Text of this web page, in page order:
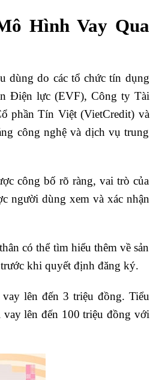
Hình Vay Qua
dùng do các tổ chức tín dụng
Điện lực (EVF), Công ty Tài
phần Tín Việt (VietCredit) và
công nghệ và dịch vụ trung
công bố rõ ràng, vai trò của
người dùng xem và xác nhận
có thể tìm hiểu thêm về sản
khi quyết định đăng ký.
lên đến 3 triệu đồng. Tiểu
lên đến 100 triệu đồng với